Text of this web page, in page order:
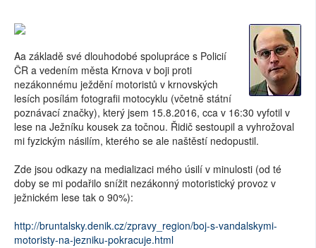
Aa základě své dlouhodobé spolupráce s Policií
ČR a vedením města Krnova v boji proti
nezákonnému ježdění motoristů v krnovských
lesích posílám fotografii motocyklu (včetně státní
poznávací značky), který jsem 15.8.2016, cca v 16:30 vyfotil v
lese na Ježníku kousek za točnou. Řidič sestoupil a vyhrožoval
mi fyzickým násilím, kterého se ale naštěstí nedopustil.
Zde jsou odkazy na medializaci mého úsilí v minulosti (od té
doby se mi podařilo snížit nezákonný motoristický provoz v
ježnickém lese tak o 90%):
http://bruntalsky.denik.cz/zpravy_region/boj-s-vandalskymi-
motoristy-na-jezniku-pokracuje.html